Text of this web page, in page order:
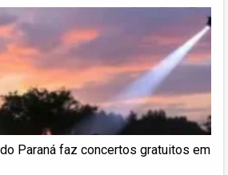
Paraná faz concertos gratuitos em